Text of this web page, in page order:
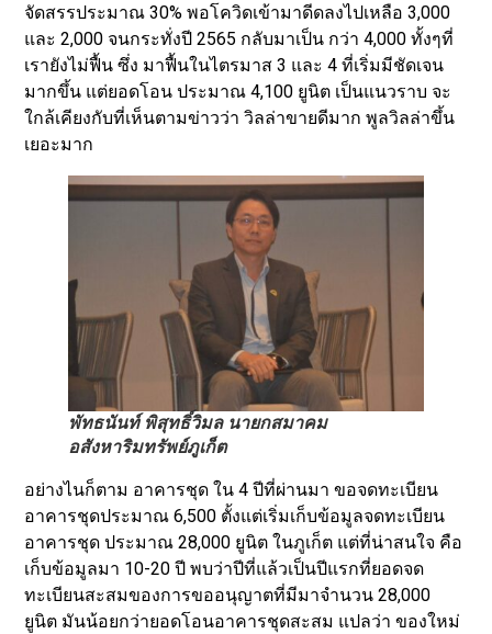
จัดสรรประมาณ 30% พอโควิดเข้ามาดีดลงไปเหลือ 3,000
และ 2,000 จนกระทั่งปี 2565 กลับมาเป็น กว่า 4,000 ทั้งๆที่
เรายังไม่ฟื้น ซึ่ง มาฟื้นในไตรมาส 3 และ 4 ที่เริ่มมีชัดเจน
มากขึ้น แต่ยอดโอน ประมาณ 4,100 ยูนิต เป็นแนวราบ จะ
ใกล้เคียงกับที่เห็นตามข่าวว่า วิลล่าขายดีมาก พูลวิลล่าขึ้น
เยอะมาก
พัทธนันท์ พิสุทธิ์วิมล นายกสมาคม
อสังหาริมทรัพย์ภูเก็ต
อย่างไนก็ตาม อาคารชุด ใน 4 ปีที่ผ่านมา ขอจดทะเบียน
อาคารชุดประมาณ 6,500 ตั้งแต่เริ่มเก็บข้อมูลจดทะเบียน
อาคารชุด ประมาณ 28,000 ยูนิต ในภูเก็ต แต่ที่น่าสนใจ คือ
เก็บข้อมูลมา 10-20 ปี พบว่าปีที่แล้วเป็นปีแรกที่ยอดจด
ทะเบียนสะสมของการขออนุญาตที่มีมาจำนวน 28,000
ยูนิต มันน้อยกว่ายอดโอนอาคารชุดสะสม แปลว่า ของใหม่